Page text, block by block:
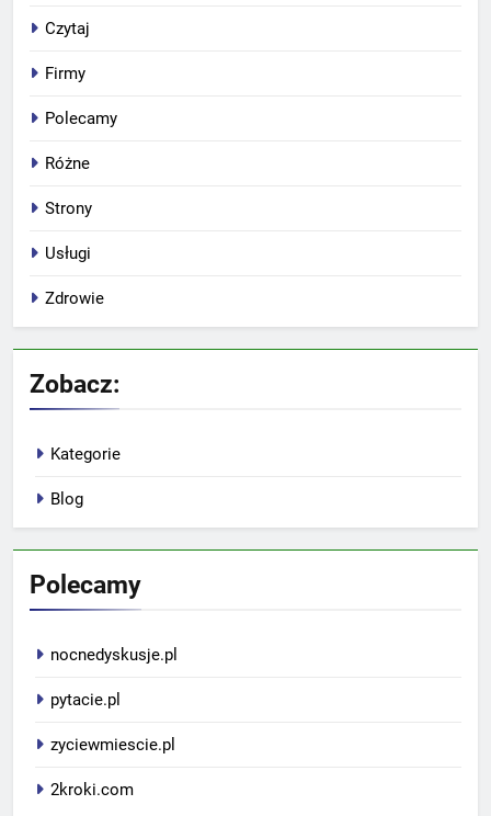
Czytaj
Firmy
Polecamy
Różne
Strony
Usługi
Zdrowie
Zobacz:
Kategorie
Blog
Polecamy
nocnedyskusje.pl
pytacie.pl
zyciewmiescie.pl
2kroki.com